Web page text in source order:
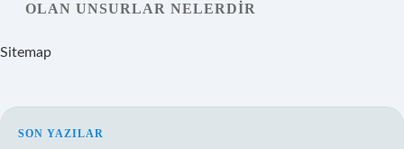
OLAN UNSURLAR NELERDIR
Sitemap
SON YAZILAR